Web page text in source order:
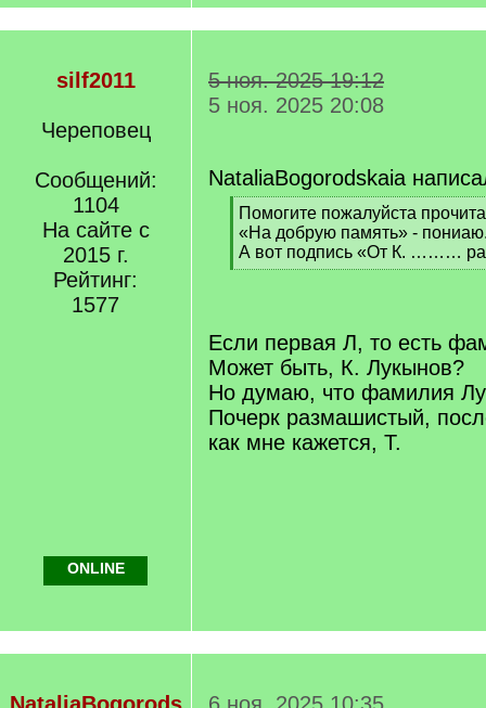
silf2011
Череповец
Сообщений:
1104
На сайте с
2015 г.
Рейтинг:
1577
5 ноя. 2025 19:12
5 ноя. 2025 20:08
NataliaBogorodskaia
[
q
]
Помогите пожалуйста
«На добрую память» -
А вот подпись «От К. ………
[
Если первая Л, то есть
Может быть, К. Лукынов?
Но думаю, что фамилия
Почерк размашистый,
как мне кажется, Т.
ONLINE